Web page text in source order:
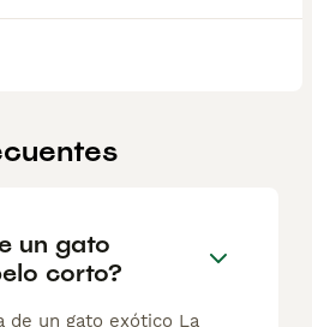
un gato
corto?
de un gato exótico La